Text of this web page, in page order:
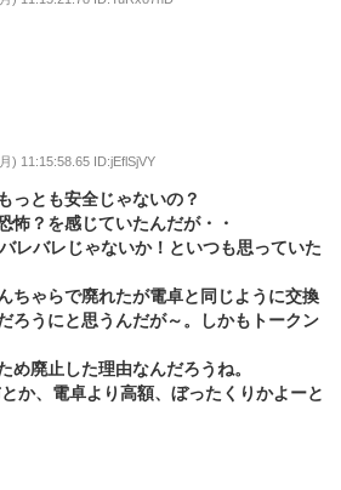
) 11:15:58.65 ID:jEflSjVY
っとも安全じゃないの？
怖？を感じていたんだが・・
レバレじゃないか！といつも思っていた
ちゃらで廃れたが電卓と同じように交換
ろうにと思うんだが～。しかもトークン
め廃止した理由なんだろうね。
か、電卓より高額、ぼったくりかよーと